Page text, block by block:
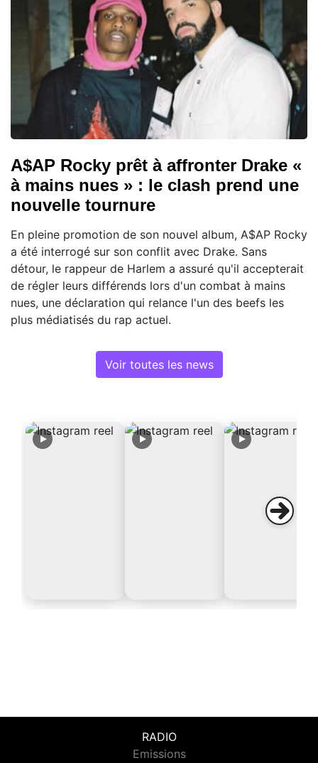
A$AP Rocky prêt à affronter Drake «
à mains nues » : le clash prend une
nouvelle tournure
En pleine promotion de son nouvel album, A$AP Rocky
a été interrogé sur son conflit avec Drake. Sans
détour, le rappeur de Harlem a assuré qu'il accepterait
de régler leurs différends lors d'un combat à mains
nues, une déclaration qui relance l'un des beefs les
plus médiatisés du rap actuel.
Voir toutes les news
RADIO
Emissions